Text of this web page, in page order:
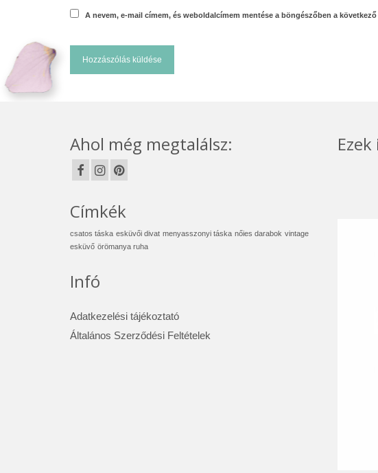
A nevem, e-mail címem, és weboldalcímem mentése a böngészőben a
Ahol még megtalálsz:
Címkék
csatos táska esküvői divat menyasszonyi táska nőies darabok vintage
esküvő örömanya ruha
Infó
Adatkezelési tájékoztató
Általános Szerződési Feltételek